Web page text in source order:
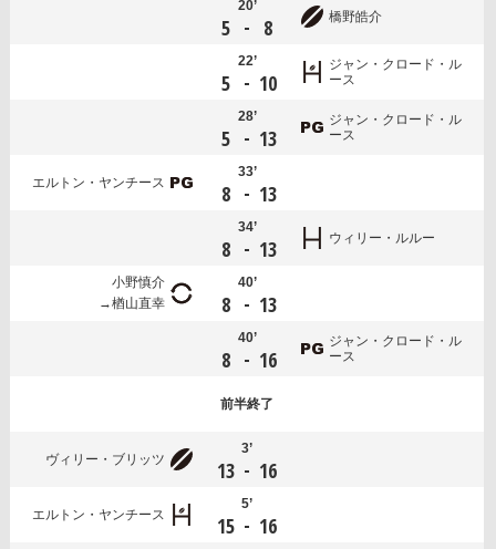
20’
5 - 8 橋野皓介
22’
5 - 10
ジャン・クロード・ル
ース
28’
5 - 13
ジャン・クロード・ル
ース
エルトン・ヤンチース
33’
8 - 13
34’
8 - 13 ウィリー・ルルー
小野慎介
楢山直幸
40’
8 - 13
40’
8 - 16
ジャン・クロード・ル
ース
前半終了
ヴィリー・ブリッツ
3’
13 - 16
エルトン・ヤンチース
5’
15 - 16